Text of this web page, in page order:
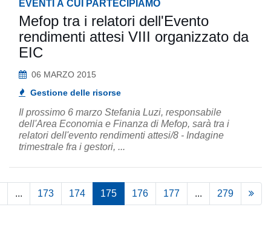
EVENTI A CUI PARTECIPIAMO
Mefop tra i relatori dell'Evento
rendimenti attesi VIII organizzato da
EIC
06 MARZO 2015
Gestione delle risorse
Il prossimo 6 marzo Stefania Luzi, responsabile
dell'Area Economia e Finanza di Mefop, sarà tra i
relatori dell'evento rendimenti attesi/8 - Indagine
trimestrale fra i gestori, ...
... 173 174 175 176 177 ... 279